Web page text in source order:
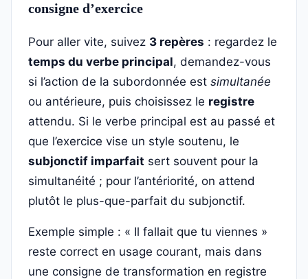
consigne d’exercice
Pour aller vite, suivez 3 repères : regardez le
temps du verbe principal, demandez-vous
si l’action de la subordonnée est simultanée
ou antérieure, puis choisissez le registre
attendu. Si le verbe principal est au passé et
que l’exercice vise un style soutenu, le
subjonctif imparfait sert souvent pour la
simultanéité ; pour l’antériorité, on attend
plutôt le plus-que-parfait du subjonctif.
Exemple simple : « Il fallait que tu viennes »
reste correct en usage courant, mais dans
une consigne de transformation en registre